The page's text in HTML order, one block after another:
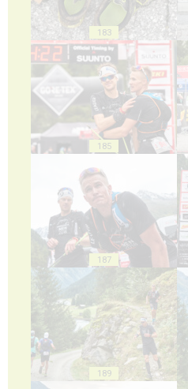
183
185
187
189